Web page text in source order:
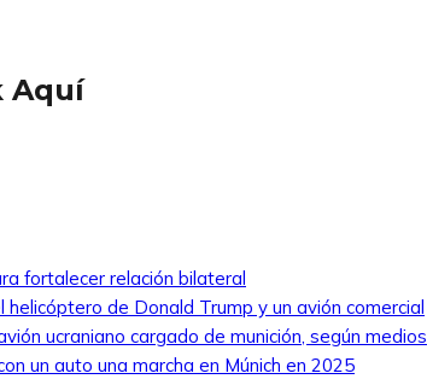
Aquí
fortalecer relación bilateral
de Donald Trump y un avión comercial
ucraniano cargado de munición, según medios
un auto una marcha en Múnich en 2025